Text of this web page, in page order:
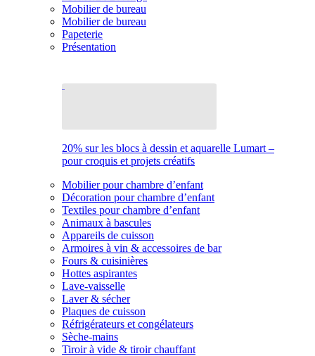
Mobilier de bureau
Mobilier de bureau
Papeterie
Présentation
20% sur les blocs à dessin et aquarelle Lumart –
pour croquis et projets créatifs
Mobilier pour chambre d’enfant
Décoration pour chambre d’enfant
Textiles pour chambre d’enfant
Animaux à bascules
Appareils de cuisson
Armoires à vin & accessoires de bar
Fours & cuisinières
Hottes aspirantes
Lave-vaisselle
Laver & sécher
Plaques de cuisson
Réfrigérateurs et congélateurs
Sèche-mains
Tiroir à vide & tiroir chauffant